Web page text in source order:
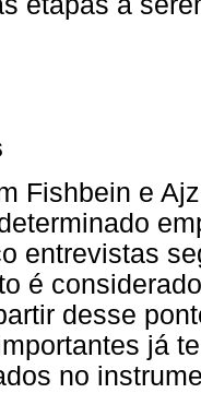
Fishbein e
entrevistas
é
desse
já
no